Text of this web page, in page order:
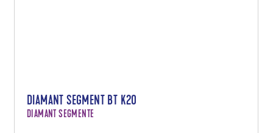
DIAMANT SEGMENT BT K20
DIAMANT SEGMENTE